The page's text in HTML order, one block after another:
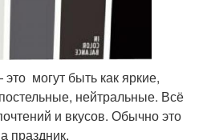
могут быть как яркие,
нейтральные. Всё
и вкусов. Обычно это
праздник.